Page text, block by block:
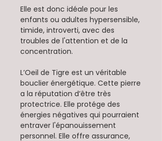
Elle est donc idéale pour les
enfants ou adultes hypersensible,
timide, introverti, avec des
troubles de l'attention et de la
concentration.
L’Oeil de Tigre est un véritable
bouclier énergétique. Cette pierre
a la réputation d’être très
protectrice. Elle protége des
énergies négatives qui pourraient
entraver l'épanouissement
personnel. Elle offre assurance,